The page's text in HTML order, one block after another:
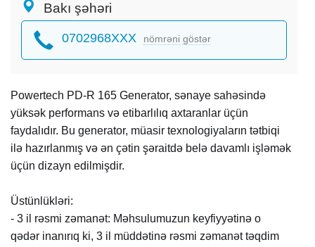
Bakı şəhəri
0702968XXX nömrəni göstər
Powertech PD-R 165 Generator, sənaye sahəsində
yüksək performans və etibarlılıq axtaranlar üçün
faydalıdır. Bu generator, müasir texnologiyaların tətbiqi
ilə hazırlanmış və ən çətin şəraitdə belə davamlı işləmək
üçün dizayn edilmişdir.
Üstünlükləri:
- 3 il rəsmi zəmanət: Məhsulumuzun keyfiyyətinə o
qədər inanırıq ki, 3 il müddətinə rəsmi zəmanət təqdim